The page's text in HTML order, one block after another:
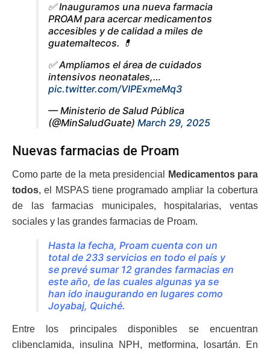
✅ Inauguramos una nueva farmacia
PROAM para acercar medicamentos
accesibles y de calidad a miles de
guatemaltecos. 💊
✅ Ampliamos el área de cuidados
intensivos neonatales,…
pic.twitter.com/VIPExmeMq3
— Ministerio de Salud Pública
(@MinSaludGuate) March 29, 2025
Nuevas farmacias de Proam
Como parte de la meta presidencial
Medicamentos para
todos, el MSPAS tiene programado ampliar la cobertura
de las farmacias municipales, hospitalarias, ventas
sociales y las grandes farmacias de Proam.
Hasta la fecha, Proam cuenta con un
total de 233 servicios en todo el país y
se prevé sumar 12 grandes farmacias en
este año, de las cuales algunas ya se
han ido inaugurando en lugares como
Joyabaj, Quiché.
Entre los principales disponibles se encuentran
clibenclamida, insulina NPH, metformina, losartán. En